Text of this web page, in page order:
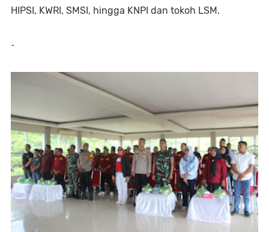
HIPSI, KWRI, SMSI, hingga KNPI dan tokoh LSM.
-